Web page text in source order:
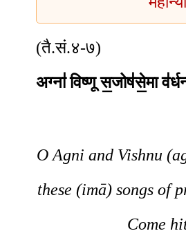
(तै.सं.४-७)
अग्ना॑ विष्णू स॒जोष॑से॒मा
O Agni and Vishnu
these (imā) songs of
Come